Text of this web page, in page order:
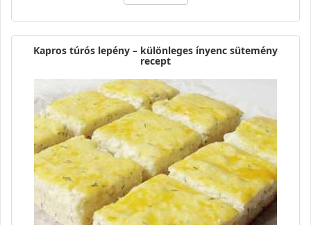
Kapros túrós lepény – különleges ínyenc sütemény
recept